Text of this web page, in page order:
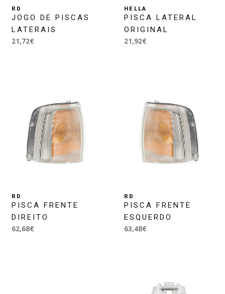
RD
JOGO DE PISCAS
LATERAIS
21,72€
HELLA
PISCA LATERAL
ORIGINAL
21,92€
RD
PISCA FRENTE
DIREITO
62,68€
RD
PISCA FRENTE
ESQUERDO
63,48€